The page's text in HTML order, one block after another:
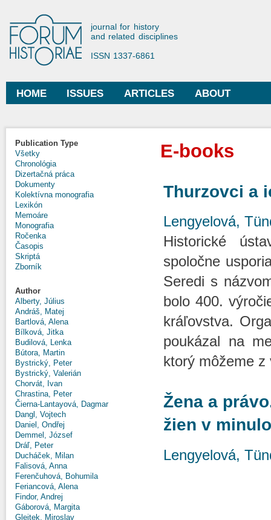
Forum Historiae
journal for history
and related disciplines
ISSN 1337-6861
Main menu
HOME ISSUES ARTICLES ABOUT
Publication Type
Všetky
Chronológia
Dizertačná práca
Dokumenty
Kolektívna monografia
Lexikón
Memoáre
Monografia
Ročenka
Časopis
Skriptá
Zborník
Author
Alberty, Július
Andráš, Matej
Bartlová, Alena
Bílková, Jitka
Budilová, Lenka
Bútora, Martin
Bystrický, Peter
Bystrický, Valerián
Chorvát, Ivan
Chrastina, Peter
Čierna-Lantayová, Dagmar
Dangl, Vojtech
Daniel, Ondřej
Demmel, József
Dráľ, Peter
Ducháček, Milan
Falisová, Anna
Ferenčuhová, Bohumila
Feriancová, Alena
Findor, Andrej
Gáborová, Margita
Glejtek, Miroslav
E-books
Thurzovci a
Lengyelová,
Historické
spoločne
Seredi s
bolo 400.
kráľovstva.
poukázal na
ktorý môžeme
Žena a
žien v
Lengyelová,